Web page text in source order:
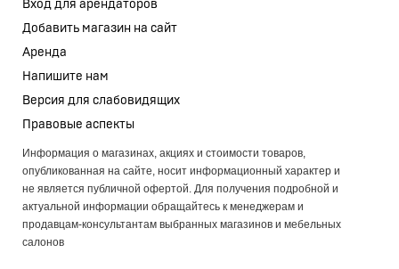
Вход для арендаторов
Добавить магазин на сайт
Аренда
Напишите нам
Версия для слабовидящих
Правовые аспекты
Информация о магазинах, акциях и стоимости товаров,
опубликованная на сайте, носит информационный характер и
не является публичной офертой. Для получения подробной и
актуальной информации обращайтесь к менеджерам и
продавцам-консультантам выбранных магазинов и мебельных
салонов